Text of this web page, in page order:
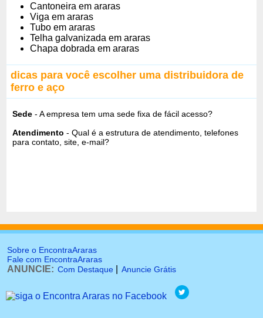
Cantoneira em araras
Viga em araras
Tubo em araras
Telha galvanizada em araras
Chapa dobrada em araras
dicas para você escolher uma distribuidora de
ferro e aço
Sede - A empresa tem uma sede fixa de fácil acesso?
Atendimento - Qual é a estrutura de atendimento, telefones
para contato, site, e-mail?
Sobre o EncontraAraras
Fale com EncontraAraras
ANUNCIE: Com Destaque Anuncie Grátis